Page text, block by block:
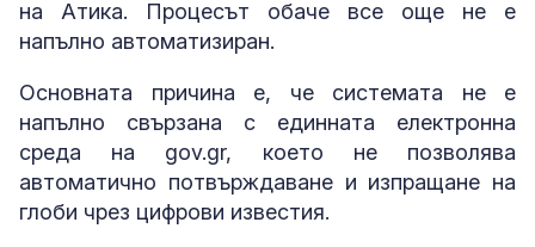
на Атика. Процесът обаче все още не е
напълно автоматизиран.
Основната причина е, че системата не е
напълно свързана с единната електронна
среда на gov.gr, което не позволява
автоматично потвърждаване и изпращане на
глоби чрез цифрови известия.